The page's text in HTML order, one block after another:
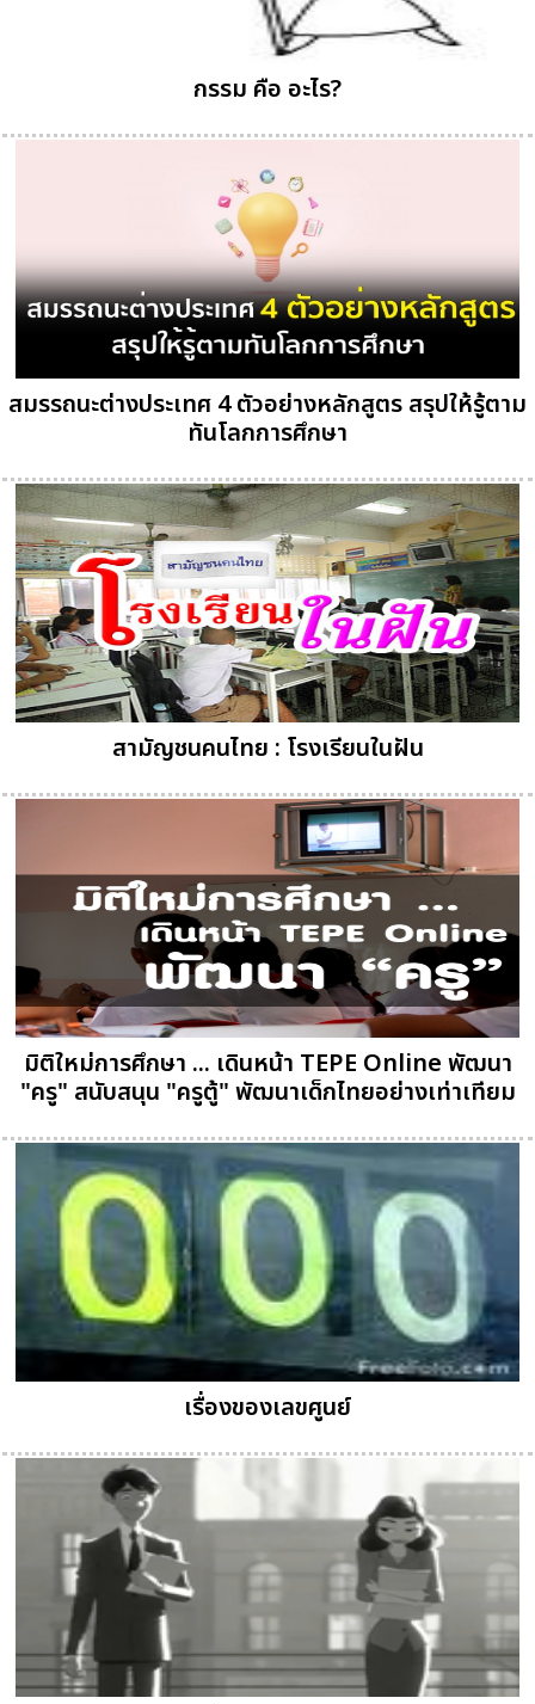
กรรม คือ อะไร?
สมรรถนะต่างประเทศ 4 ตัวอย่างหลักสูตร สรุปให้รู้ตาม
ทันโลกการศึกษา
สามัญชนคนไทย : โรงเรียนในฝัน
มิติใหม่การศึกษา ... เดินหน้า TEPE Online พัฒนา
"ครู" สนับสนุน "ครูตู้" พัฒนาเด็กไทยอย่างเท่าเทียม
เรื่องของเลขศูนย์